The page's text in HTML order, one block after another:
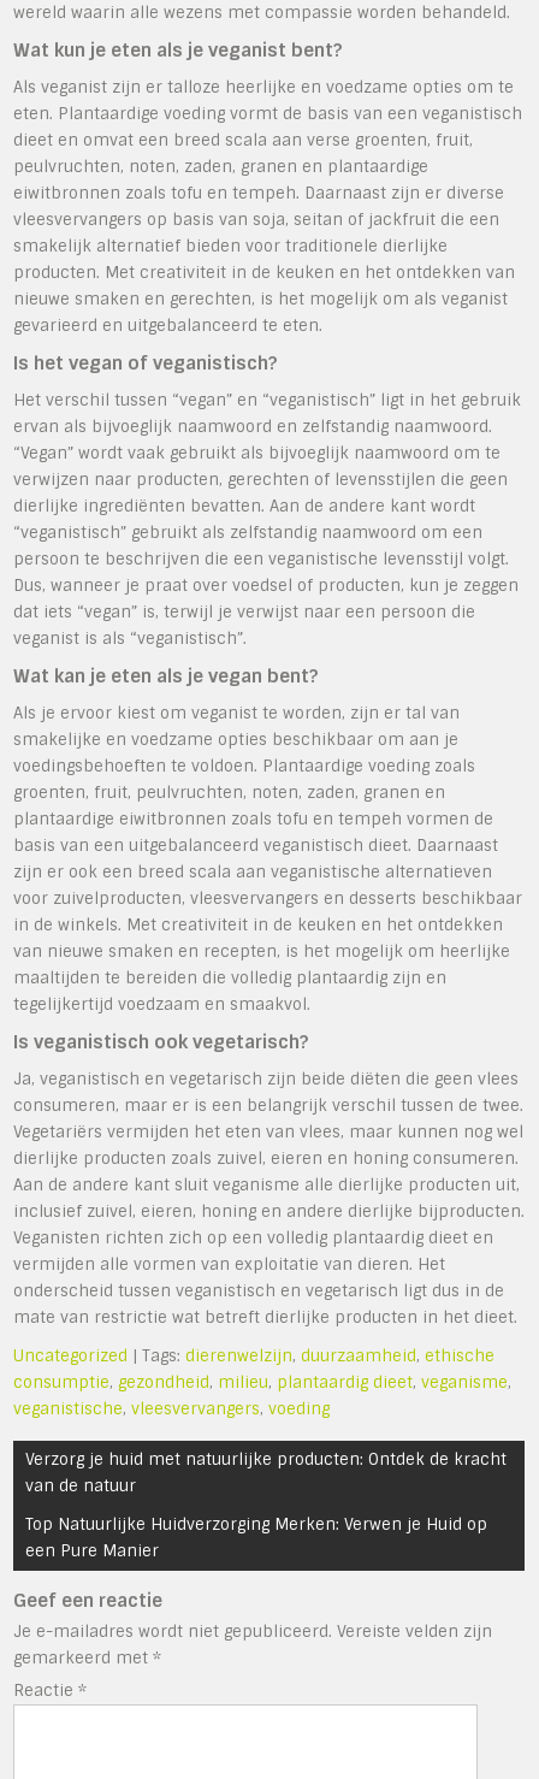
wereld waarin alle wezens met compassie worden behandeld.
Wat kun je eten als je veganist bent?
Als veganist zijn er talloze heerlijke en voedzame opties om te
eten. Plantaardige voeding vormt de basis van een veganistisch
dieet en omvat een breed scala aan verse groenten, fruit,
peulvruchten, noten, zaden, granen en plantaardige
eiwitbronnen zoals tofu en tempeh. Daarnaast zijn er diverse
vleesvervangers op basis van soja, seitan of jackfruit die een
smakelijk alternatief bieden voor traditionele dierlijke
producten. Met creativiteit in de keuken en het ontdekken van
nieuwe smaken en gerechten, is het mogelijk om als veganist
gevarieerd en uitgebalanceerd te eten.
Is het vegan of veganistisch?
Het verschil tussen “vegan” en “veganistisch” ligt in het gebruik
ervan als bijvoeglijk naamwoord en zelfstandig naamwoord.
“Vegan” wordt vaak gebruikt als bijvoeglijk naamwoord om te
verwijzen naar producten, gerechten of levensstijlen die geen
dierlijke ingrediënten bevatten. Aan de andere kant wordt
“veganistisch” gebruikt als zelfstandig naamwoord om een
persoon te beschrijven die een veganistische levensstijl volgt.
Dus, wanneer je praat over voedsel of producten, kun je zeggen
dat iets “vegan” is, terwijl je verwijst naar een persoon die
veganist is als “veganistisch”.
Wat kan je eten als je vegan bent?
Als je ervoor kiest om veganist te worden, zijn er tal van
smakelijke en voedzame opties beschikbaar om aan je
voedingsbehoeften te voldoen. Plantaardige voeding zoals
groenten, fruit, peulvruchten, noten, zaden, granen en
plantaardige eiwitbronnen zoals tofu en tempeh vormen de
basis van een uitgebalanceerd veganistisch dieet. Daarnaast
zijn er ook een breed scala aan veganistische alternatieven
voor zuivelproducten, vleesvervangers en desserts beschikbaar
in de winkels. Met creativiteit in de keuken en het ontdekken
van nieuwe smaken en recepten, is het mogelijk om heerlijke
maaltijden te bereiden die volledig plantaardig zijn en
tegelijkertijd voedzaam en smaakvol.
Is veganistisch ook vegetarisch?
Ja, veganistisch en vegetarisch zijn beide diëten die geen vlees
consumeren, maar er is een belangrijk verschil tussen de twee.
Vegetariërs vermijden het eten van vlees, maar kunnen nog wel
dierlijke producten zoals zuivel, eieren en honing consumeren.
Aan de andere kant sluit veganisme alle dierlijke producten uit,
inclusief zuivel, eieren, honing en andere dierlijke bijproducten.
Veganisten richten zich op een volledig plantaardig dieet en
vermijden alle vormen van exploitatie van dieren. Het
onderscheid tussen veganistisch en vegetarisch ligt dus in de
mate van restrictie wat betreft dierlijke producten in het dieet.
Uncategorized | Tags:dierenwelzijn,duurzaamheid,ethische
consumptie,gezondheid, milieu, plantaardig dieet,veganisme,
veganistische,vleesvervangers,voeding
Bericht
navigatie
Verzorg je huid met natuurlijke producten: Ontdek de kracht
van de natuur
Top Natuurlijke Huidverzorging Merken: Verwen je Huid op
een Pure Manier
Geef een reactie
Je e-mailadres wordt niet gepubliceerd. Vereiste velden zijn
gemarkeerd met*
Reactie*